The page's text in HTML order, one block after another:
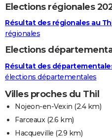
Elections régionales
Résultat des régionales au
régionales
Elections
Résultat des
élections départementales
Villes proches du Thil
Nojeon-en-Vexin (2.4 km)
Farceaux(2.6 km)
Hacqueville (2.9 km)